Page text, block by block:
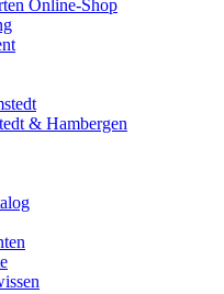
Online-Shop
& Hambergen